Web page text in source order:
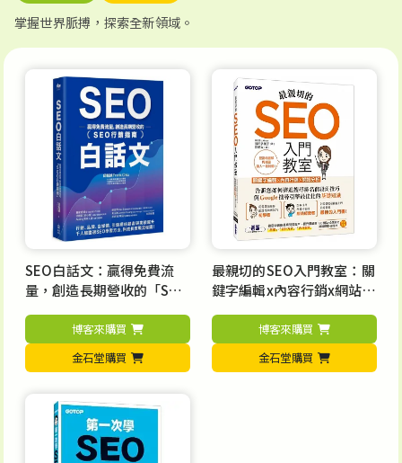
掌握世界脈搏，探索全新領域。
SEO白話文：贏得免費流
量，創造長期營收的「SEO
行銷指南」
博客來購買
金石堂購買
最親切的SEO入門教室：關
鍵字編輯x內容行銷x網站分
析
博客來購買
金石堂購買